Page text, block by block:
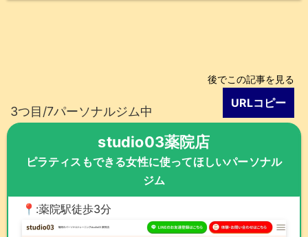
後でこの記事を見る
URLコピー
3つ目/7パーソナルジム中
studio03薬院店
ピラティスもできる女性に使ってほしいパーソナル
ジム
📍:薬院駅徒歩3分